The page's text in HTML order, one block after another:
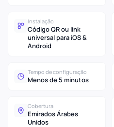
Instalação
Código QR ou link
universal para iOS &
Android
Tempo de configuração
Menos de 5 minutos
Cobertura
Emirados Árabes
Unidos